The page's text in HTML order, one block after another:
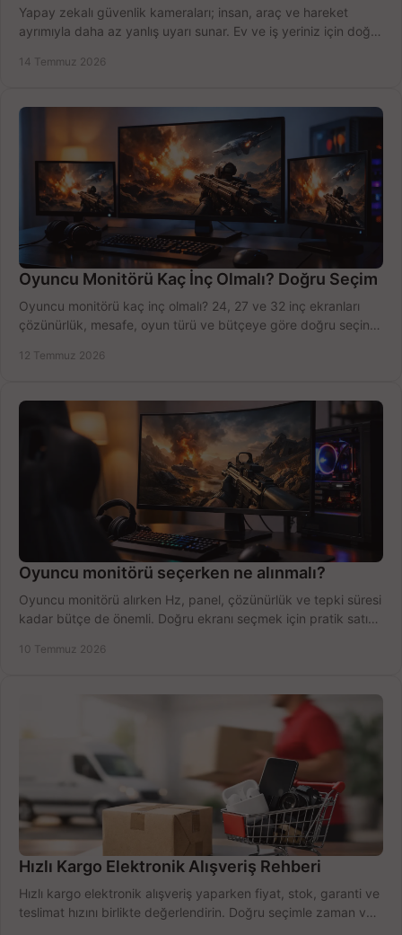
Yapay zekalı güvenlik kameraları; insan, araç ve hareket
ayrımıyla daha az yanlış uyarı sunar. Ev ve iş yeriniz için doğru
14 Temmuz 2026
Oyuncu Monitörü Kaç İnç Olmalı? Doğru Seçim
Oyuncu monitörü kaç inç olmalı? 24, 27 ve 32 inç ekranları
çözünürlük, mesafe, oyun türü ve bütçeye göre doğru seçin,
12 Temmuz 2026
Oyuncu monitörü seçerken ne alınmalı?
Oyuncu monitörü alırken Hz, panel, çözünürlük ve tepki süresi
kadar bütçe de önemli. Doğru ekranı seçmek için pratik satın
10 Temmuz 2026
Hızlı Kargo Elektronik Alışveriş Rehberi
Hızlı kargo elektronik alışveriş yaparken fiyat, stok, garanti ve
teslimat hızını birlikte değerlendirin. Doğru seçimle zaman ve